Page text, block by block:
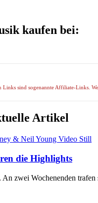
kaufen bei:
sind sogenannte Affiliate-Links.
Artikel
die Highlights
zwei Wochenenden